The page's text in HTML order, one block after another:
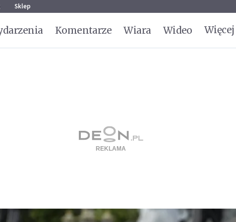
Sklep
Komentarze Wiara Wideo Więcej